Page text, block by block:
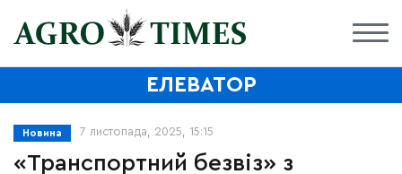
ЕЛЕВАТОР
Новина 7 листопада, 2025, 15:15
«Транспортний безвіз» з